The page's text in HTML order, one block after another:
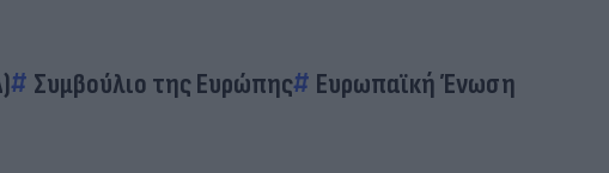
Συμβούλιο της Ευρώπης
Ευρωπαϊκή Ένωση